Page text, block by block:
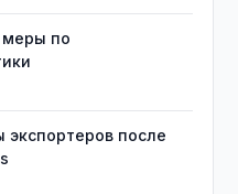
меры по
экспортеров после